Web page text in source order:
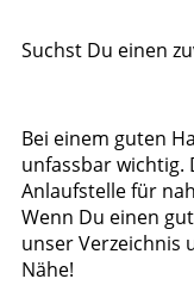
Suchst Du einen
Bei einem guten
unfassbar wichtig.
Anlaufstelle für
Wenn Du einen
unser Verzeichnis
Nähe!